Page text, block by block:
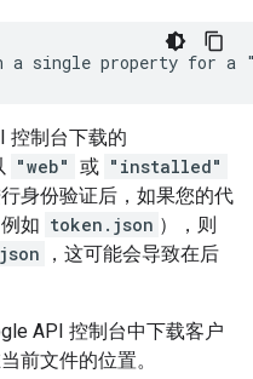
控制台下载的
"web" 或 "installed"
身份验证后，如果您的代
如 token.json ），则
，这可能会导致在后
API 控制台中下载客户
前文件的位置。